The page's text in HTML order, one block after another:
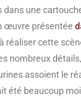
une
œuvre présentée
réaliser cette
nombreux
assoient le
été beaucoup